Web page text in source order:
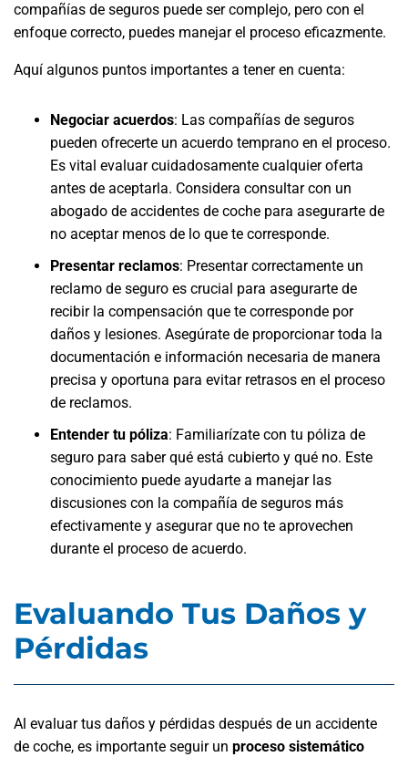
compañías de seguros puede ser complejo, pero con el
enfoque correcto, puedes manejar el proceso eficazmente.
Aquí algunos puntos importantes a tener en cuenta:
Negociar acuerdos: Las compañías de seguros
pueden ofrecerte un acuerdo temprano en el proceso.
Es vital evaluar cuidadosamente cualquier oferta
antes de aceptarla. Considera consultar con un
abogado de accidentes de coche para asegurarte de
no aceptar menos de lo que te corresponde.
Presentar reclamos: Presentar correctamente un
reclamo de seguro es crucial para asegurarte de
recibir la compensación que te corresponde por
daños y lesiones. Asegúrate de proporcionar toda la
documentación e información necesaria de manera
precisa y oportuna para evitar retrasos en el proceso
de reclamos.
Entender tu póliza: Familiarízate con tu póliza de
seguro para saber qué está cubierto y qué no. Este
conocimiento puede ayudarte a manejar las
discusiones con la compañía de seguros más
efectivamente y asegurar que no te aprovechen
durante el proceso de acuerdo.
Evaluando Tus Daños y
Pérdidas
Al evaluar tus daños y pérdidas después de un accidente
de coche, es importante seguir un proceso sistemático